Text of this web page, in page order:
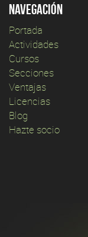
Navegación
Portada
Actividades
Cursos
Secciones
Ventajas
Licencias
Blog
Hazte socio